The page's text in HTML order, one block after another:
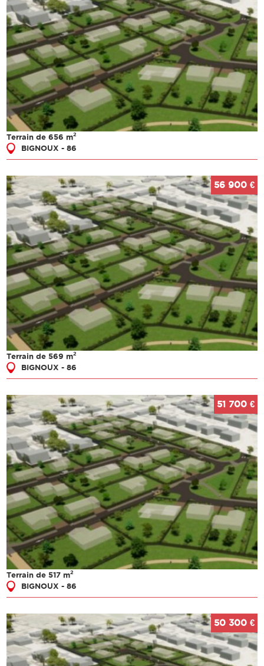
Terrain de 656 m2
BIGNOUX - 86
Terrain de 569 m2
BIGNOUX - 86
56 900 €
Terrain de 517 m2
BIGNOUX - 86
51 700 €
50 300 €